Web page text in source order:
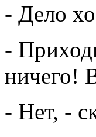
- Дело
-
ничего!
- Нет, -